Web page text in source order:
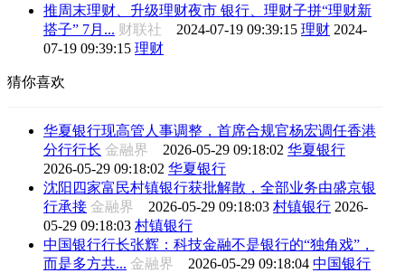
推周末理财、升级理财夜市 银行、理财子拼“理财新
搭子” 7月... 财联社 2024-07-19 09:39:15 理财 2024-
07-19 09:39:15 理财
猜你喜欢
华夏银行现高管人事调整，首席合规官杨宏调任香港
分行行长 金融界 2026-05-29 09:18:02 华夏银行
2026-05-29 09:18:02 华夏银行
沈阳四家富民村镇银行获批解散，全部业务由盛京银
行承接 金融界 2026-05-29 09:18:03 村镇银行 2026-
05-29 09:18:03 村镇银行
中国银行行长张辉：科技金融不是银行的“独角戏”，
而是多方共... 金融界 2026-05-29 09:18:04 中国银行